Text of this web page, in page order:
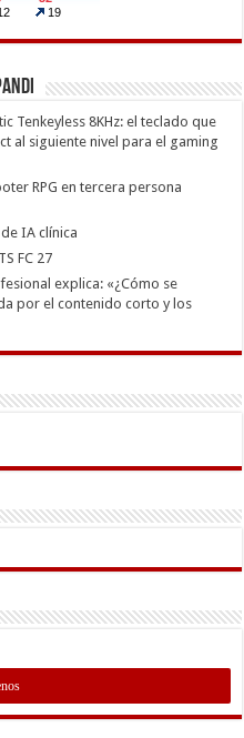
Tenkeyless 8KHz: el teclado que
al siguiente nivel para el gaming
RPG en tercera persona
IA clínica
FC 27
explica: «¿Cómo se
por el contenido corto y los